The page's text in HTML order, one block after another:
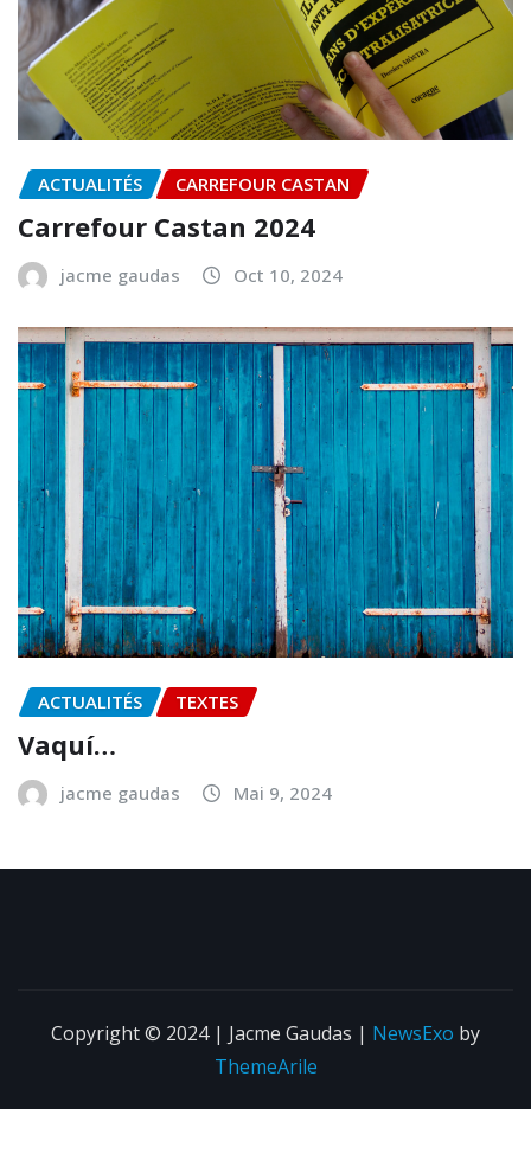
ACTUALITÉS CARREFOUR CASTAN
Carrefour Castan 2024
jacme gaudas Oct 10, 2024
ACTUALITÉS TEXTES
Vaquí…
jacme gaudas Mai 9, 2024
Copyright © 2024 | Jacme Gaudas | NewsExo by
ThemeArile